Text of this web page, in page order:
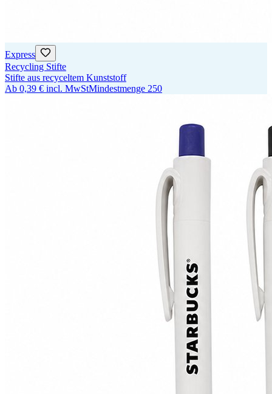
Express
Recycling Stifte
Stifte aus recyceltem Kunststoff
Ab 0,39 € incl. MwStMindestmenge 250